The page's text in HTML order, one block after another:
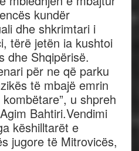
kundër
dhe shkrimtari i
tërë jetën ia kushtoi
dhe Shqipërisë.
për ne që parku
të mbajë emrin
u shpreh
Bahtiri.Vendimi
këshilltarët e
jugore të Mitrovicës,